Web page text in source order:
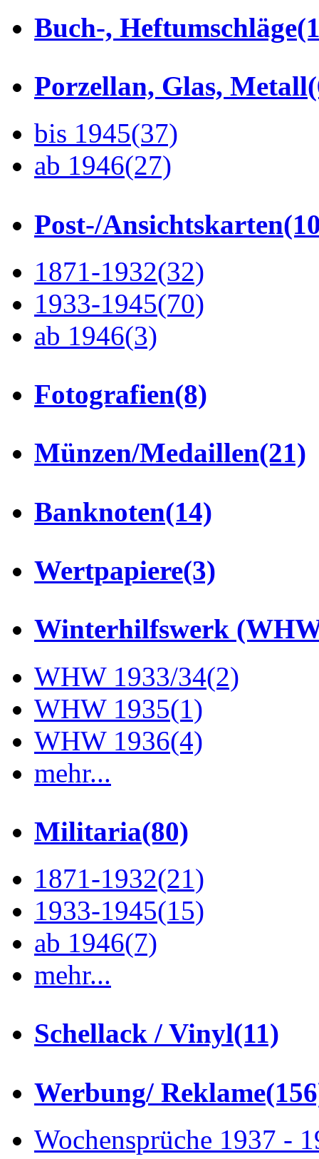
Buch-, Heftumschläge
Porzellan, Glas, Metall
bis 1945(37)
ab 1946(27)
Post-/Ansichtskarten
1871-1932(32)
1933-1945(70)
ab 1946(3)
Fotografien(8)
Münzen/Medaillen(21)
Banknoten(14)
Wertpapiere(3)
Winterhilfswerk
WHW 1933/34(2)
WHW 1935(1)
WHW 1936(4)
mehr...
Militaria(80)
1871-1932(21)
1933-1945(15)
ab 1946(7)
mehr...
Schellack / Vinyl(11)
Werbung/ Reklame
Wochensprüche 1937 -